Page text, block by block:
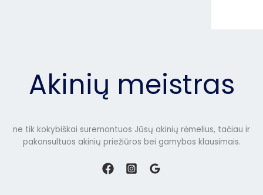
Akinių meistras
ne tik kokybiškai suremontuos Jūsų akinių rėmelius, tačiau ir
pakonsultuos akinių priežiūros bei gamybos klausimais.